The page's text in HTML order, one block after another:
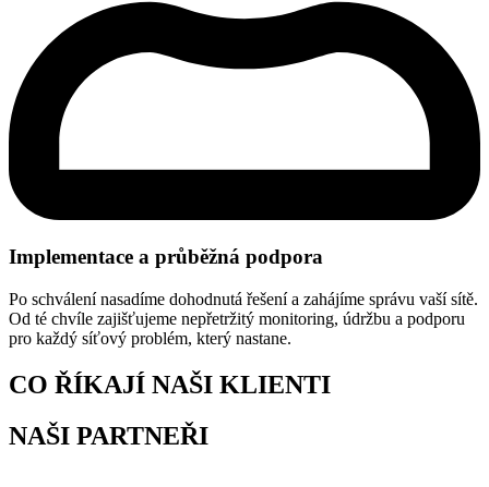
Implementace a průběžná podpora
Po schválení nasadíme dohodnutá řešení a zahájíme správu vaší sítě.
Od té chvíle zajišťujeme nepřetržitý monitoring, údržbu a podporu
pro každý síťový problém, který nastane.
CO ŘÍKAJÍ NAŠI KLIENTI
NAŠI PARTNEŘI